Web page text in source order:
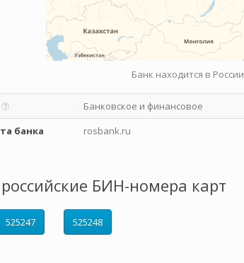
Банк находится в России
Банковское и финансовое
банка
rosbank.ru
БИН-номера карт
525247 525248